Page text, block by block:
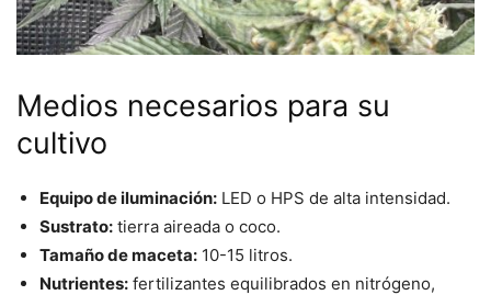
Medios necesarios para su
cultivo
Equipo de iluminación: LED o HPS de alta intensidad.
Sustrato: tierra aireada o coco.
Tamaño de maceta: 10-15 litros.
Nutrientes: fertilizantes equilibrados en nitrógeno,